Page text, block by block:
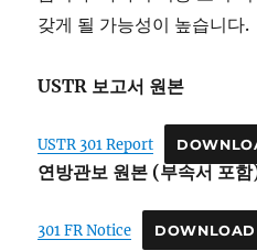
갖게 될 가능성이 높습니다.
USTR 보고서 원본
USTR 301 Report
연방관보 원본 (부속서 포
301 FR Notice DOWNLOAD